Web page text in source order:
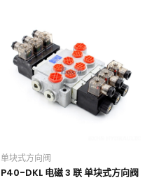
单块式方向阀
P40-DKL 电磁 3 联 单块式方向阀